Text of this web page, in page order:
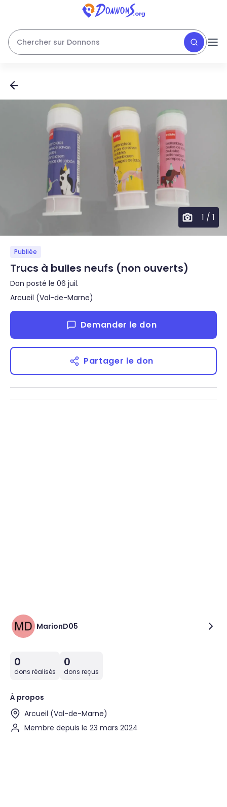
Chercher sur Donnons
1 / 1
Publiée
Trucs à bulles neufs (non ouverts)
Don posté le 06 juil.
Arcueil (Val-de-Marne)
Demander le don
Partager le don
MarionD05
0
dons réalisés
0
dons reçus
À propos
Arcueil (Val-de-Marne)
Membre depuis le 23 mars 2024